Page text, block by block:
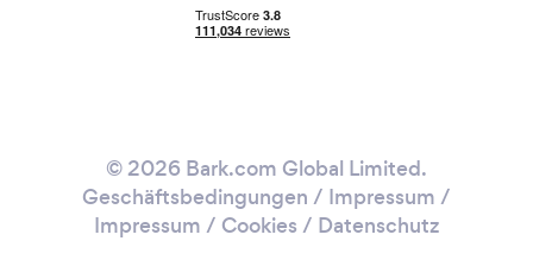
© 2026 Bark.com Global Limited.
Geschäftsbedingungen / Impressum /
Impressum / Cookies / Datenschutz